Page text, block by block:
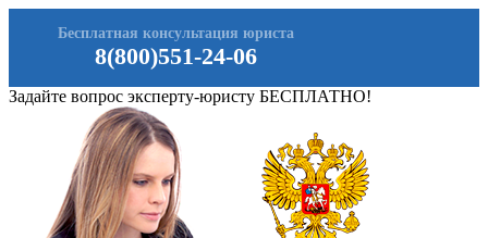
8(800)551-24-06
Бесплатная консультация юриста
Задайте вопрос эксперту-юристу БЕСПЛАТНО!